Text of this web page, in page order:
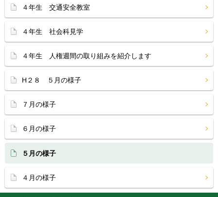
４年生 交通安全教室
４年生 社会科見学
４年生 人権週間の取り組みを紹介します
H２８ ５月の様子
７月の様子
６月の様子
５月の様子
４月の様子